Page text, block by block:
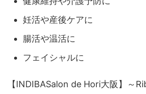
妊活や産後ケアに
腸活や温活に
フェイシャルに
【INDIBASalon de Hori大阪】～